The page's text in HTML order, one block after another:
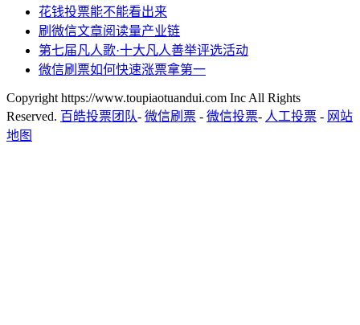
花钱投票能不能看出来
刷微信文章阅读量产业链
第七届凡人歌·十大凡人善举评选活动
微信刷票如何快速涨票拿第一
Copyright https://www.toupiaotuandui.com Inc All Rights
Reserved. 百皓投票团队- 微信刷票 - 微信投票- 人工投票 - 网站
地图